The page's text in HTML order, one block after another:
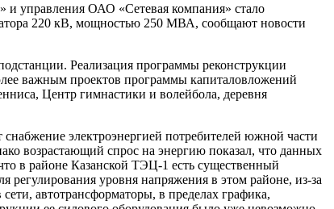
и управления ОАО «Сетевая компания» стало
220 кВ, мощностью 250 МВА, сообщают новости
Реализация программы реконструкции
важным проектов программы капиталовложений
Центр гимнастики и волейбола, деревня
снабжение электроэнергией потребителей южной части
возрастающий спрос на энергию показал, что данных
в районе Казанской ТЭЦ‑1 есть существенный
уровня напряжения в этом районе, из-за
автотрансформаторы, в пределах графика,